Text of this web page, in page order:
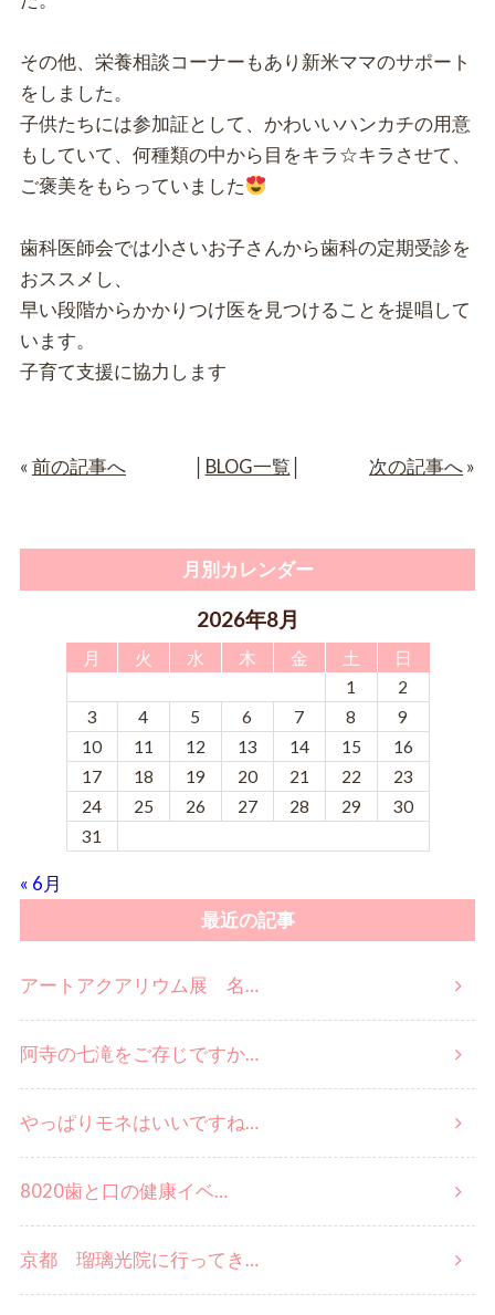
その他、栄養相談コーナーもあり新米ママのサポート
をしました。
子供たちには参加証として、かわいいハンカチの用意
もしていて、何種類の中から目をキラ☆キラさせて、
ご褒美をもらっていました
歯科医師会では小さいお子さんから歯科の定期受診を
おススメし、
早い段階からかかりつけ医を見つけることを提唱して
います。
子育て支援に協力します
« 前の記事へ BLOG一覧 次の記事へ »
月別カレンダー
2026年8月
月 火 水 木 金 土
日
1
2
3
4 5 6 7 8
9
10
11 12 13 14 15
16
17
18 19 20 21 22
23
24
25 26 27 28 29
30
31
« 6月
最近の記事
アートアクアリウム展 名…
阿寺の七滝をご存じですか…
やっぱりモネはいいですね…
8020歯と口の健康イベ…
京都 瑠璃光院に行ってき…